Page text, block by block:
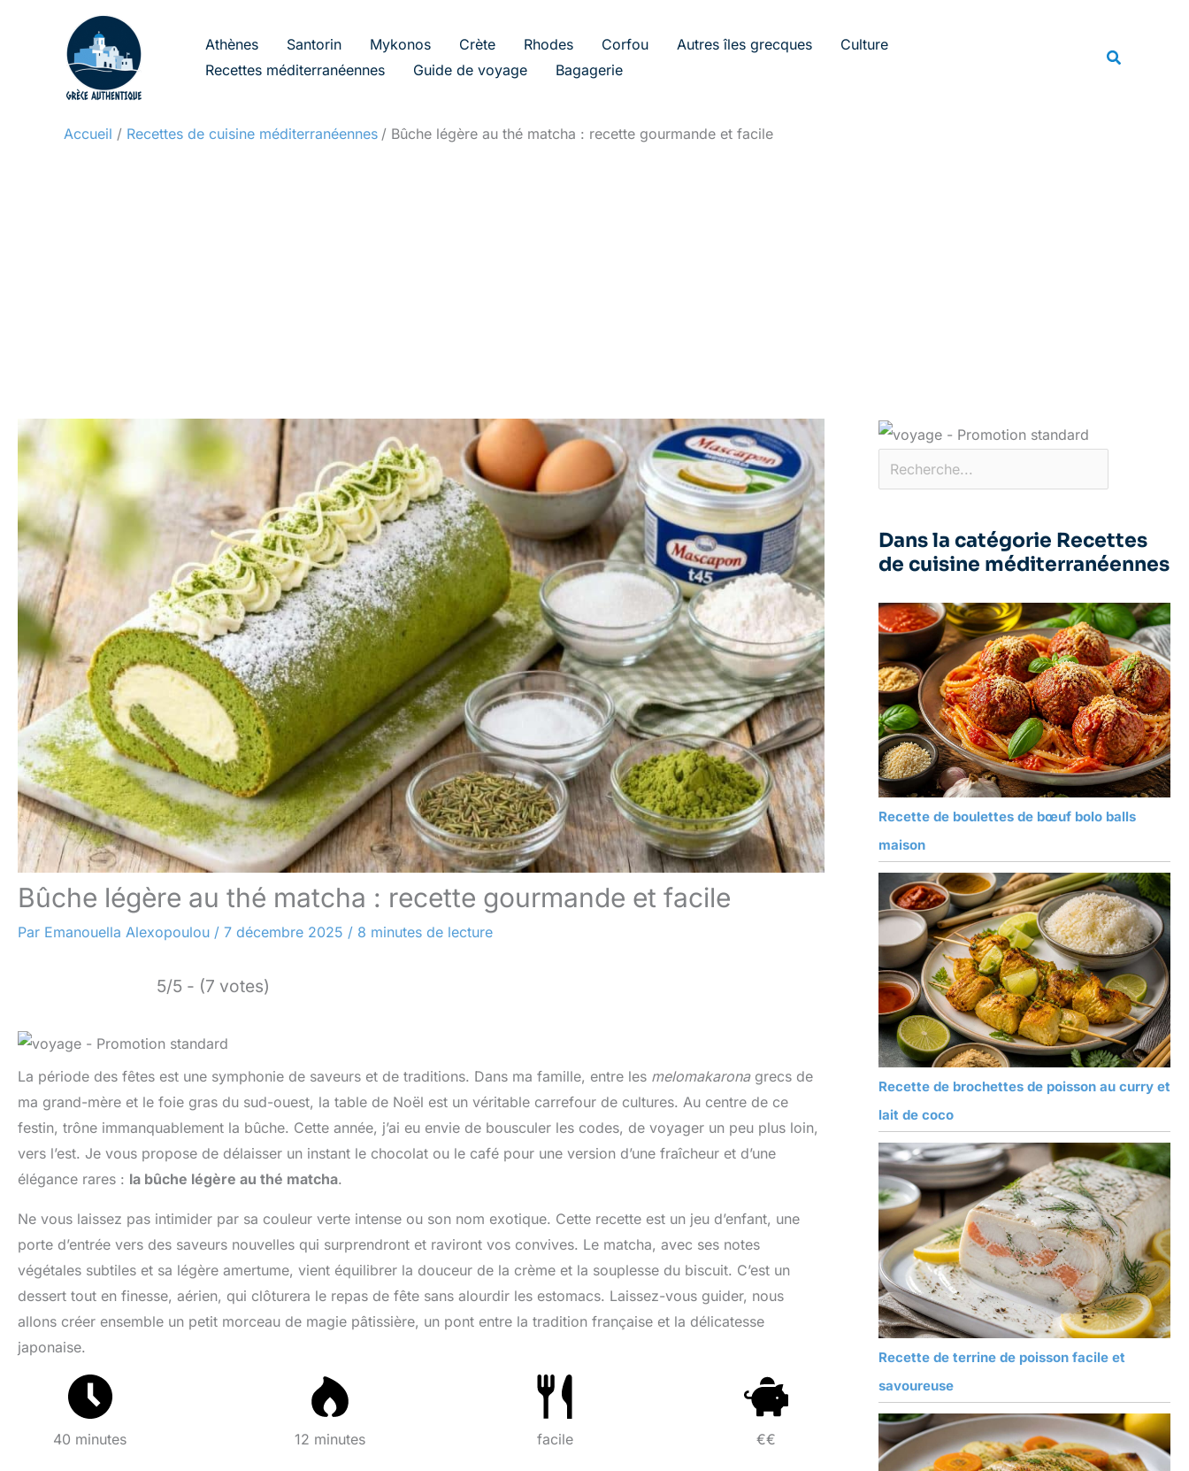
Athènes Santorin Mykonos Crète Rhodes Corfou Autres îles grecques
Culture
Recettes méditerranéennes
Guide de voyage Bagagerie
Accueil Recettes de cuisine méditerranéennes Bûche légère au thé matcha : recette gourmande et facile
Bûche légère au thé matcha : recette gourmande et facile
Par Emanouella Alexopoulou / 7 décembre 2025 / 8 minutes de lecture
5/5 - (7 votes)
La période des fêtes est une symphonie de saveurs et de traditions. Dans ma famille, entre les melomakaronagrecs de
ma grand-mère et le foie gras du sud-ouest, la table de Noël est un véritable carrefour de cultures. Au centre de ce
festin, trône immanquablement la bûche. Cette année, j’ai eu envie de bousculer les codes, de voyager un peu plus loin,
vers l’est. Je vous propose de délaisser un instant le chocolat ou le café pour une version d’une fraîcheur et d’une
élégance rares : la bûche légère au thé matcha.
Ne vous laissez pas intimider par sa couleur verte intense ou son nom exotique. Cette recette est un jeu d’enfant, une
porte d’entrée vers des saveurs nouvelles qui surprendront et raviront vos convives. Le matcha, avec ses notes
végétales subtiles et sa légère amertume, vient équilibrer la douceur de la crème et la souplesse du biscuit. C’est un
dessert tout en finesse, aérien, qui clôturera le repas de fête sans alourdir les estomacs. Laissez-vous guider, nous
allons créer ensemble un petit morceau de magie pâtissière, un pont entre la tradition française et la délicatesse
japonaise.
40 minutes 12 minutes facile €€
Dans la catégorie Recettes
de cuisine méditerranéennes
Recette de boulettes de bœuf bolo balls
maison
Recette de brochettes de poisson au curry et
lait de coco
Recette de terrine de poisson facile et
savoureuse